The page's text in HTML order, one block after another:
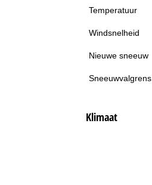
Temperatuur
Windsnelheid
Nieuwe sneeuw
Sneeuwvalgrens
Klimaat